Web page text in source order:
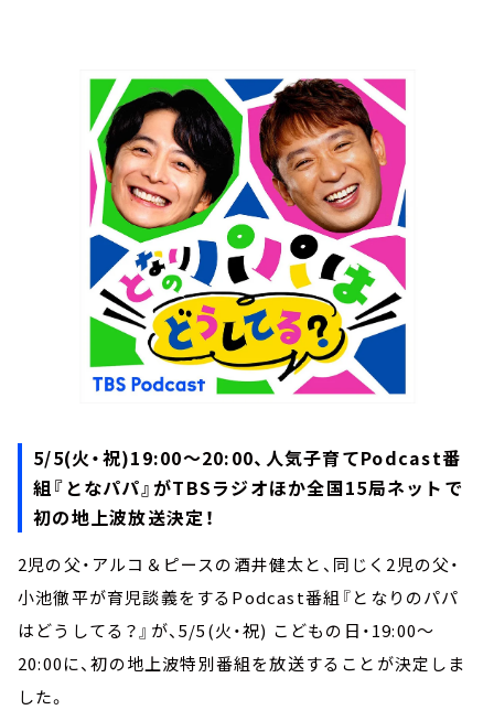
お知らせ
イベント・グッズ
YouTube
会社情報
5/5(火・祝)19:00～20:00、人気子育てPodcast番
組『となパパ』がTBSラジオほか全国15局ネットで
初の地上波放送決定！
2児の父・アルコ＆ピースの酒井健太と、同じく2児の父・
小池徹平が育児談義をするPodcast番組『となりのパパ
はどうしてる？』が、5/5(火・祝) こどもの日・19:00～
20:00に、初の地上波特別番組を放送することが決定しま
した。